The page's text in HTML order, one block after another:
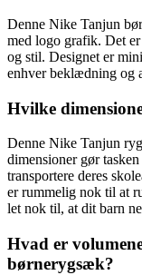
Denne Nike Tanjun
med logo grafik. Det
og stil. Designet er
enhver beklædning og
Hvilke
Denne Nike Tanjun
dimensioner gør
transportere deres
er rummelig nok til at
let nok til, at dit barn
Hvad er
børnerygsæk?